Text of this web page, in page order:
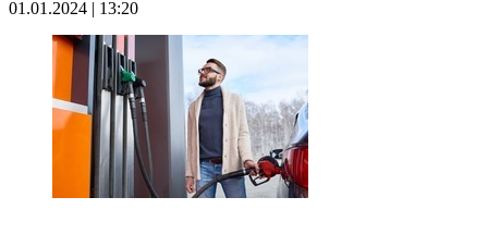
01.01.2024 | 13:20